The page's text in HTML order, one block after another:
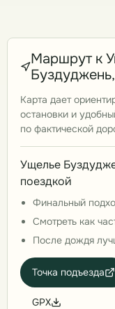
Маршрут к
Карта дает
остановки и
по фактической
Ущелье
поездкой
Финальный
Смотреть как
После дождя
Точка подъезда
GPX